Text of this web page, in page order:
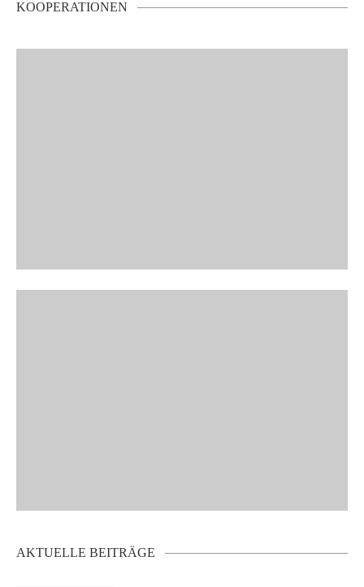
KOOPERATIONEN
AKTUELLE BEITRÄGE